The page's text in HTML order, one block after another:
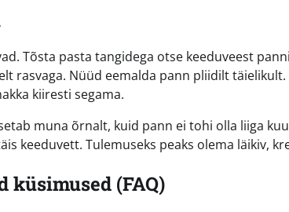
Tõsta pasta tangidega otse keeduveest
rasvaga. Nüüd eemalda pann pliidilt
kiiresti segama.
muna õrnalt, kuid pann ei tohi olla liiga
keeduvett. Tulemuseks peaks olema läikiv,
(FAQ)